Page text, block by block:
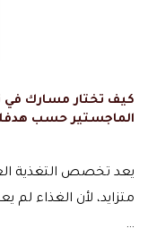
كيف تختار مسارك في
الماجستير حسب
يعد تخصص التغذية
متزايد، لأن الغذاء
…